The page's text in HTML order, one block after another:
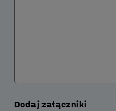
Dodaj załączniki